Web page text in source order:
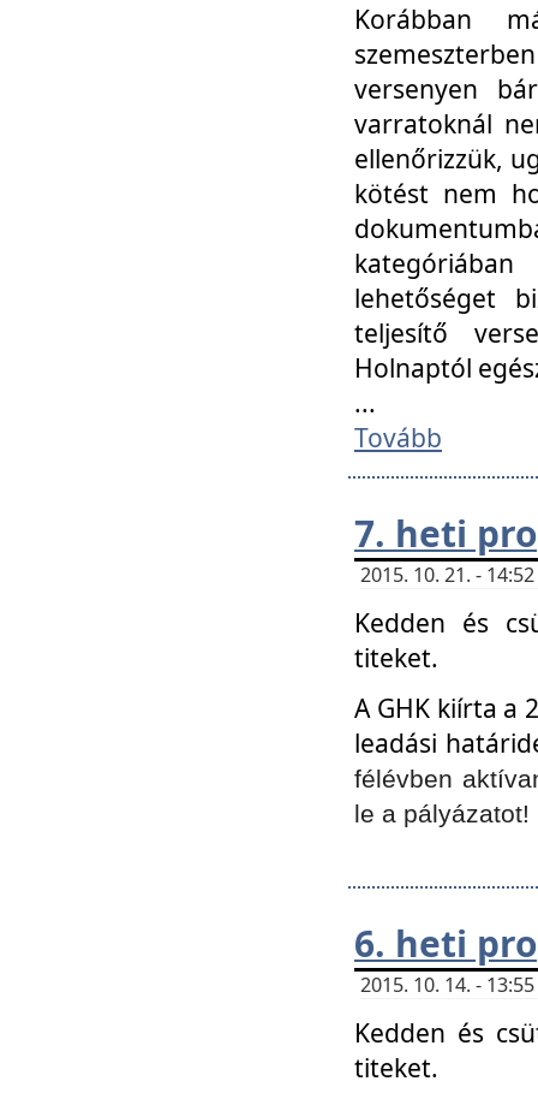
Korábban
versenyen
varratoknál
ellenőrizzük,
kötést nem
lehetőséget
teljesítő
Holnaptól
...
Tovább
7. heti
2015. 10. 21. -
Kedden és
titeket.
A GHK kiírta a
leadási
félévben
le a pályázatot!
6. heti
2015. 10. 14. -
Kedden és
titeket.